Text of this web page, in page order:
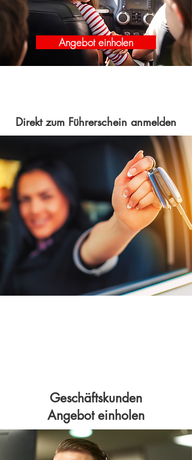
Angebot einholen
Direkt zum Führerschein anmelden
Geschäftskunden
Angebot einholen